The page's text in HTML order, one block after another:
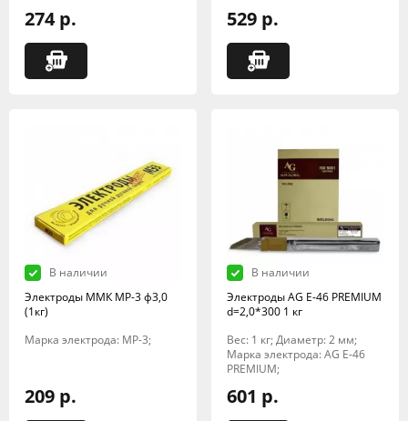
274 р. 529 р.
В наличии
Электроды ММК МР-3 ф3,0
(1кг)
Марка электрода: МР-3;
209 р.
В наличии
Электроды AG E-46 PREMIUM
d=2,0*300 1 кг
Вес: 1 кг; Диаметр: 2 мм;
Марка электрода: AG E-46
PREMIUM;
601 р.